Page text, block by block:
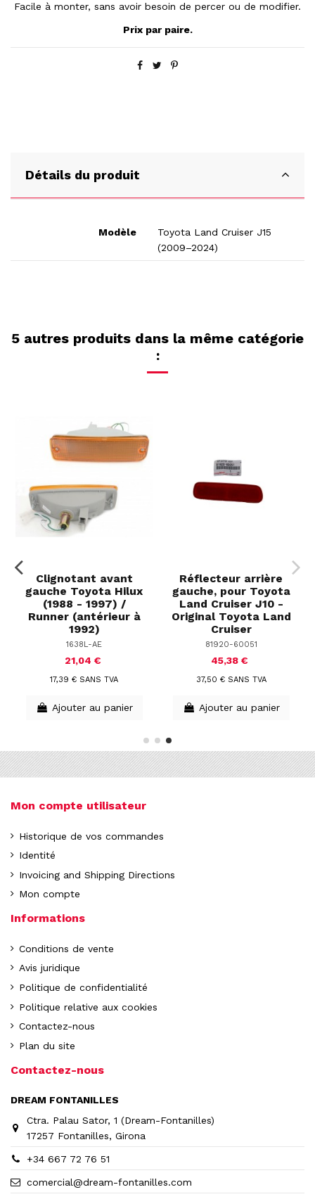
Facile à monter, sans avoir besoin de percer ou de modifier.
Prix par paire.
Détails du produit
Modèle
Toyota Land Cruiser J15
(2009–2024)
5 autres produits dans la même catégorie
:
Clignotant avant
gauche Toyota Hilux
(1988 - 1997) /
Runner (antérieur à
1992)
1638L-AE
21,04 €
17,39 € SANS TVA
Ajouter au panier
Réflecteur arrière
gauche, pour Toyota
Land Cruiser J10 -
Original Toyota Land
Cruiser
81920-60051
45,38 €
37,50 € SANS TVA
Ajouter au panier
Mon compte utilisateur
Historique de vos commandes
Identité
Invoicing and Shipping Directions
Mon compte
Informations
Conditions de vente
Avis juridique
Politique de confidentialité
Politique relative aux cookies
Contactez-nous
Plan du site
Contactez-nous
DREAM FONTANILLES
Ctra. Palau Sator, 1 (Dream-Fontanilles)
17257 Fontanilles, Girona
+34 667 72 76 51
comercial@dream-fontanilles.com